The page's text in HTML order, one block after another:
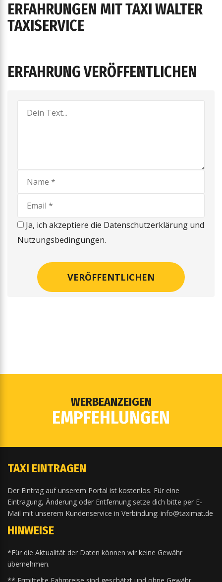
ERFAHRUNGEN MIT TAXI WALTER
TAXISERVICE
ERFAHRUNG VERÖFFENTLICHEN
Ja, ich akzeptiere die Datenschutzerklärung und
Nutzungsbedingungen.
WERBEANZEIGEN
EMPFEHLUNGEN
TAXI EINTRAGEN
Der Eintrag auf unserem Portal ist kostenlos. Für eine
Eintragung, Änderung oder Entfernung setze dich bitte per E-
Mail mit unserem Kundenservice in Verbindung: info@taximat.de
HINWEISE
*Für die Aktualität der Daten können wir keine Gewähr
übernehmen.